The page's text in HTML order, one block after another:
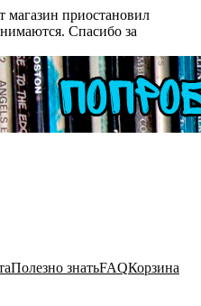
приостановил
Спасибо за
Полезно знатьFAQКорзина